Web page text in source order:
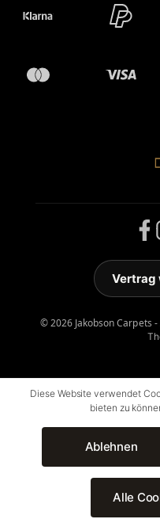
© 2026 Jakobson Carpets
Vertrag
Diese Website verwendet
bieten zu
Ablehnen
Alle